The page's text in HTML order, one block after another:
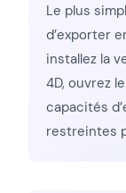
Le plus
d’exporter
installez la
4D, ouvrez
capacités
restreintes